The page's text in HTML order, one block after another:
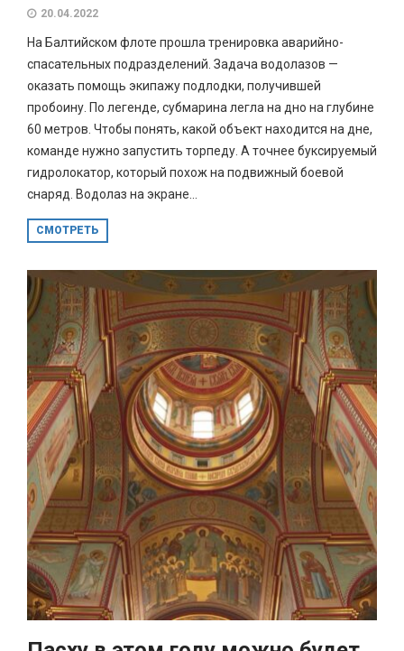
20.04.2022
На Балтийском флоте прошла тренировка аварийно-
спасательных подразделений. Задача водолазов —
оказать помощь экипажу подлодки, получившей
пробоину. По легенде, субмарина легла на дно на глубине
60 метров. Чтобы понять, какой объект находится на дне,
команде нужно запустить торпеду. А точнее буксируемый
гидролокатор, который похож на подвижный боевой
снаряд. Водолаз на экране...
СМОТРЕТЬ